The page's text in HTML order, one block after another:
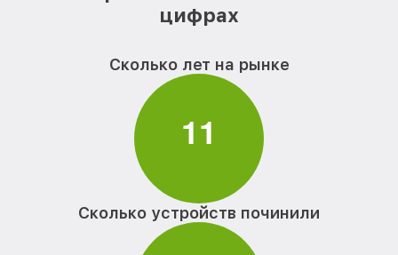
цифрах
Сколько лет на рынке
11
Сколько устройств починили